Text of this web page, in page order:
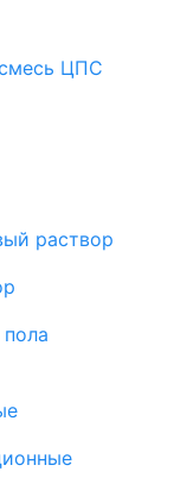
ЦПС
раствор